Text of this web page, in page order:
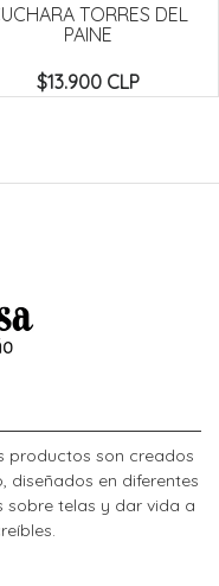
TORRES DEL
PAINE
$13.900 CLP
productos son creados
diseñados en diferentes
telas y dar vida a